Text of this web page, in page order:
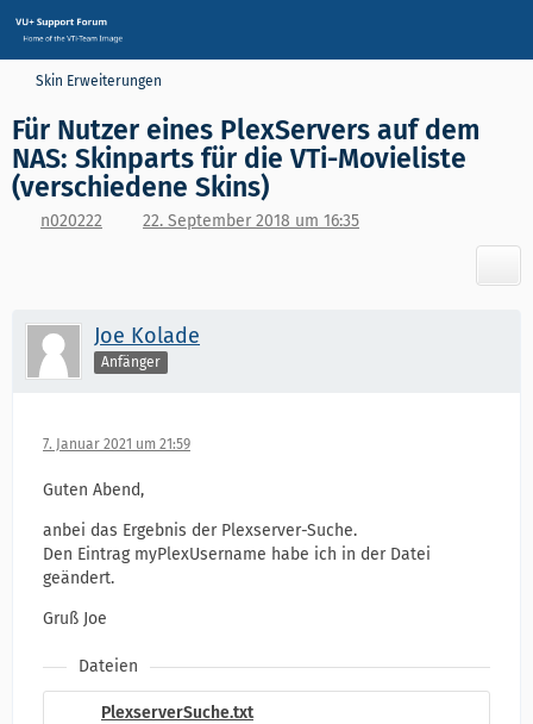
Skin Erweiterungen
Für Nutzer eines PlexServers auf dem
NAS:​ Skinparts für die VTi-Movieliste
(verschiedene Skins)
n020222 22. September 2018 um 16:35
Joe Kolade
Anfänger
7. Januar 2021 um 21:59
Guten Abend,
anbei das Ergebnis der Plexserver-Suche.
Den Eintrag myPlexUsername habe ich in der Datei
geändert.
Gruß Joe
Dateien
PlexserverSuche.txt